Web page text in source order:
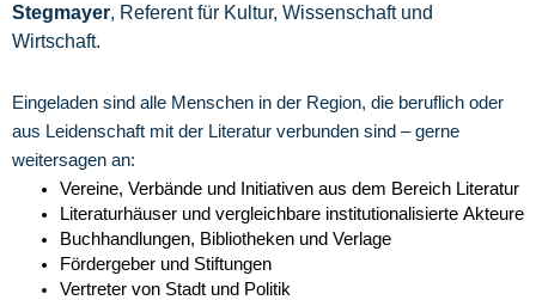
Stegmayer, Referent für Kultur, Wissenschaft und
Wirtschaft.
Eingeladen sind alle Menschen in der Region, die beruflich oder
aus Leidenschaft mit der Literatur verbunden sind – gerne
weitersagen an:
Vereine, Verbände und Initiativen aus dem Bereich Literatur
Literaturhäuser und vergleichbare institutionalisierte Akteure
Buchhandlungen, Bibliotheken und Verlage
Fördergeber und Stiftungen
Vertreter von Stadt und Politik